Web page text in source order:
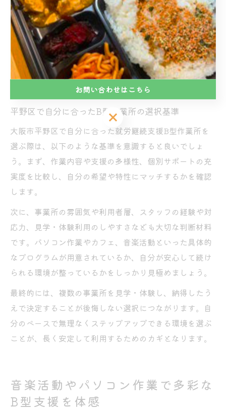
提供する事業所が多く、自分に合った活動があるかを必
ずチェックしましょう。
また、見学や体験利用の申し込みのしやすさや、初めて
の方への説明の分かりやすさも、安心して利用を始める
ための大切なポイントです。
平野区で自分に合ったB型作業所の選択基準
大阪市平野区で自分に合った就労継続支援B型作業所を
選ぶ際は、以下のような基準を意識すると良いでしょ
う。まず、作業内容や支援の多様性、個別サポートの充
実度を比較し、自分の希望や特性にマッチするかを確認
します。
次に、事業所の雰囲気や利用者層、スタッフの経験や対
応力、見学・体験利用のしやすさなども大切な判断材料
です。パソコン作業やカフェ、音楽活動といった具体的
なプログラムが用意されているか、自分が安心して続け
られる環境が整っているかをしっかり見極めましょう。
最終的には、複数の事業所を見学・体験し、納得したう
えで決定することが後悔しない選択につながります。自
分のペースで無理なくステップアップできる環境を選ぶ
ことが、長く安定して利用するためのカギとなります。
音楽活動やパソコン作業で多彩な
B型支援を体感
お問い合わせはこちら
お問い合わせはこちら